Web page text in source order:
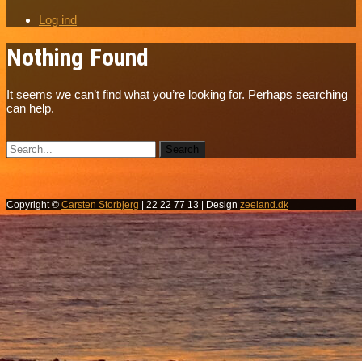
Log ind
Nothing Found
It seems we can’t find what you’re looking for. Perhaps searching
can help.
Copyright © Carsten Storbjerg | 22 22 77 13 | Design zeeland.dk